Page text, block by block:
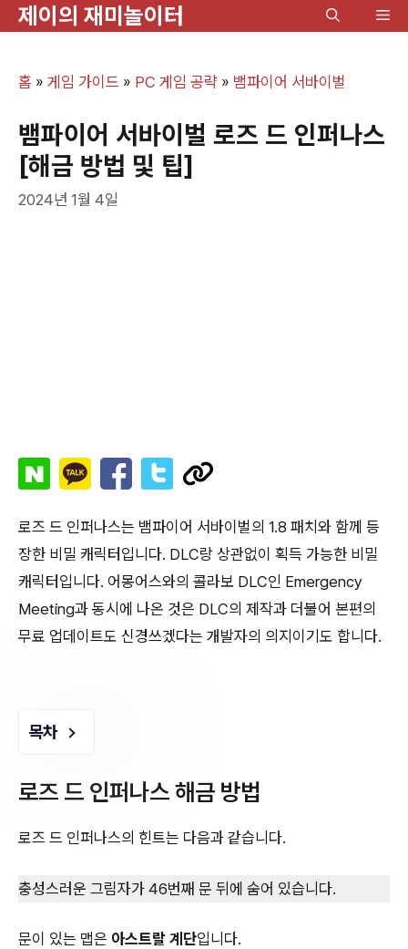
제이의 재미놀이터
메
홈 » 게임 가이드 » PC 게임 공략 » 뱀파이어 서바이벌
뱀파이어 서바이벌 로즈 드 인퍼나스
[해금 방법 및 팁]
2024년 1월 4일
로즈 드 인퍼나스는 뱀파이어 서바이벌의 1.8 패치와 함께 등
장한 비밀 캐릭터입니다. DLC랑 상관없이 획득 가능한 비밀
캐릭터입니다. 어몽어스와의 콜라보 DLC인 Emergency
Meeting과 동시에 나온 것은 DLC의 제작과 더불어 본편의
무료 업데이트도 신경쓰겠다는 개발자의 의지이기도 합니다.
목차
로즈 드 인퍼나스 해금 방법
로즈 드 인퍼나스의 힌트는 다음과 같습니다.
충성스러운 그림자가 46번째 문 뒤에 숨어 있습니다.
문이 있는 맵은 아스트랄 계단입니다.